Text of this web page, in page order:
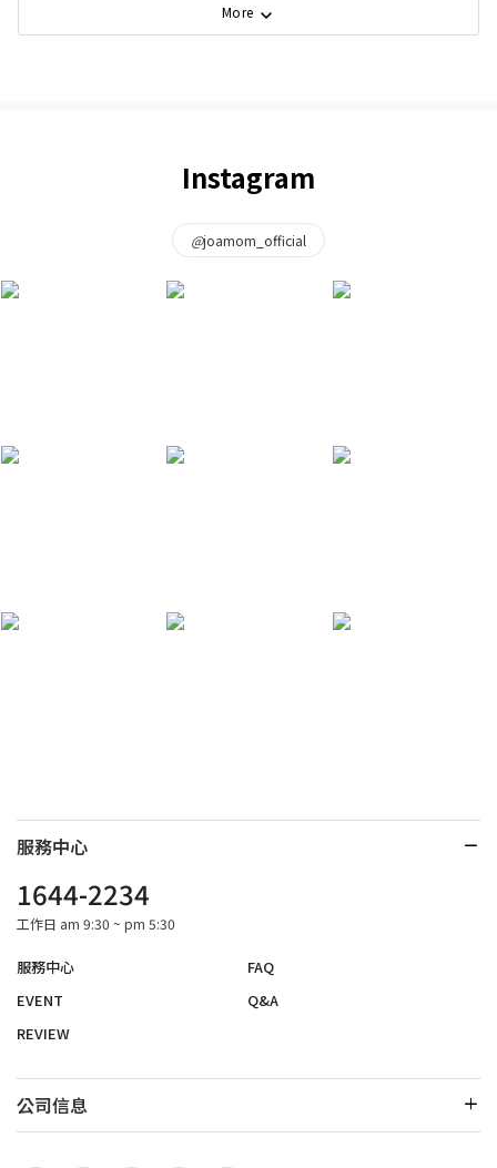
More
Instagram
@joamom_official
服務中心
1644-2234
工作日 am 9:30 ~ pm 5:30
服務中心
FAQ
EVENT
Q&A
REVIEW
公司信息